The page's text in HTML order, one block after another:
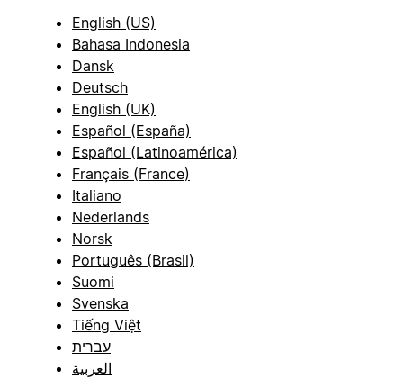
English (US)
Bahasa Indonesia
Dansk
Deutsch
English (UK)
Español (España)
Español (Latinoamérica)
Français (France)
Italiano
Nederlands
Norsk
Português (Brasil)
Suomi
Svenska
Tiếng Việt
עברית
العربية